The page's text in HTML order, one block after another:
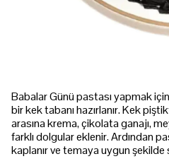
Babalar Günü pastası yapmak
bir kek tabanı hazırlanır. Kek
arasına krema, çikolata ganajı,
farklı dolgular eklenir. Ardından
kaplanır ve temaya uygun şekilde